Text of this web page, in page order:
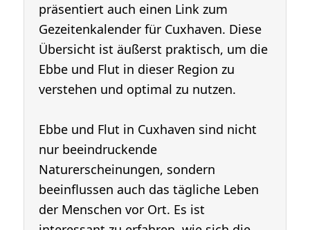
präsentiert auch einen Link zum
Gezeitenkalender für Cuxhaven. Diese
Übersicht ist äußerst praktisch, um die
Ebbe und Flut in dieser Region zu
verstehen und optimal zu nutzen.
Ebbe und Flut in Cuxhaven sind nicht
nur beeindruckende
Naturerscheinungen, sondern
beeinflussen auch das tägliche Leben
der Menschen vor Ort. Es ist